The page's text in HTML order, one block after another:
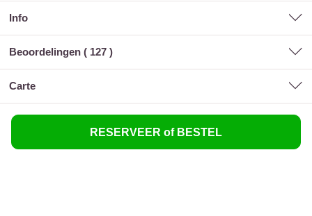
Info
Beoordelingen ( 127 )
carte
RESERVEER of BESTEL